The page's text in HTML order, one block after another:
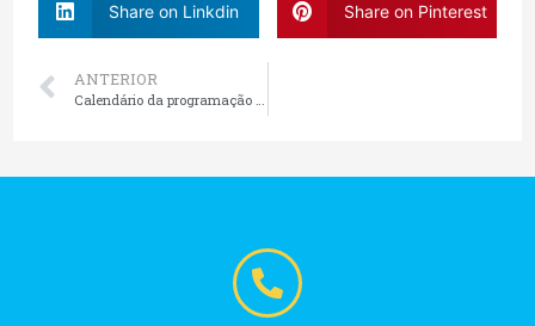
Share on Linkdin Share on Pinterest
ANTERIOR
Calendário da programação 2021 em Gramado